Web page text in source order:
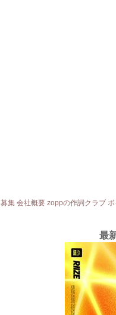
募集 会社概要 zoppの作詞クラブ
最